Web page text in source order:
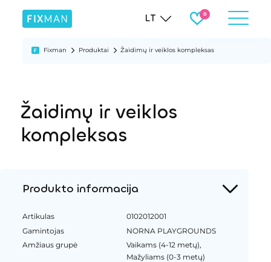
LT
Fixman Produktai Žaidimų ir veiklos kompleksas
Žaidimų ir veiklos
kompleksas
Produkto informacija
Artikulas
0102012001
Gamintojas
NORNA PLAYGROUNDS
Amžiaus grupė
Vaikams (4-12 metų),
Mažyliams (0-3 metų)